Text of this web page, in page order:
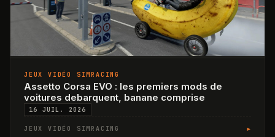
JEUX VIDÉO SIMRACING
Assetto Corsa EVO : les premiers mods de
voitures debarquent, banane comprise
16 JUIL. 2026
JEUX VIDÉO SIMRACING ▸